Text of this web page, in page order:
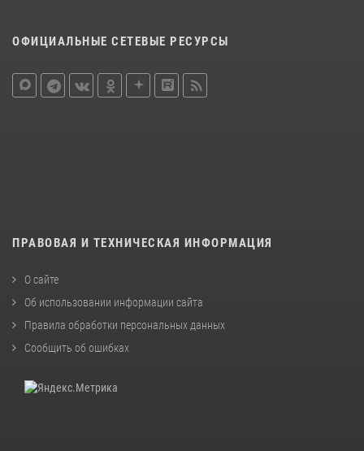
ОФИЦИАЛЬНЫЕ СЕТЕВЫЕ РЕСУРСЫ
ПРАВОВАЯ И ТЕХНИЧЕСКАЯ ИНФОРМАЦИЯ
О сайте
Об использовании информации сайта
Правила обработки персональных данных
Сообщить об ошибках